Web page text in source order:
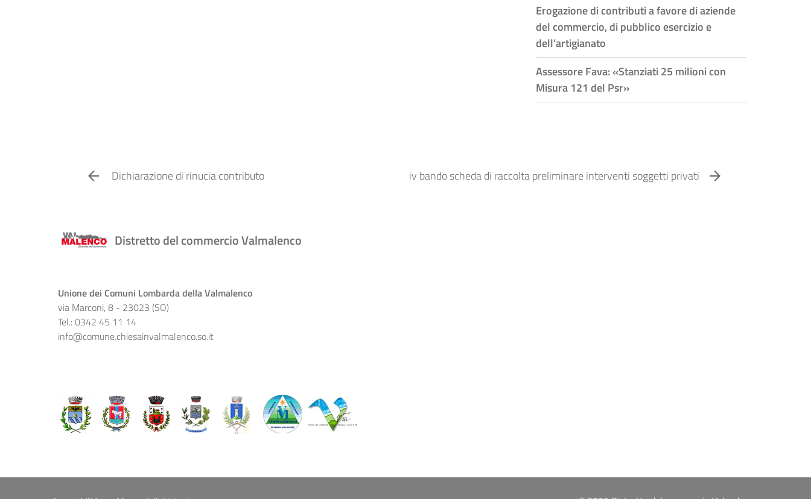
Erogazione di contributi a favore di aziende
del commercio, di pubblico esercizio e
dell’artigianato
Assessore Fava: «Stanziati 25 milioni con
Misura 121 del Psr»
Dichiarazione di rinucia contributo iv bando scheda di raccolta preliminare interventi soggetti privati
Distretto del commercio Valmalenco
Unione dei Comuni Lombarda della Valmalenco
via Marconi, 8 - 23023 (SO)
Tel.: 0342 45 11 14
info@comune.chiesainvalmalenco.so.it